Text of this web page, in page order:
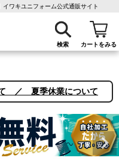
イワキユニフォーム公式通販サイト
検索 カートをみる
ァン付き作業着 医療白衣
て ／ 夏季休業について